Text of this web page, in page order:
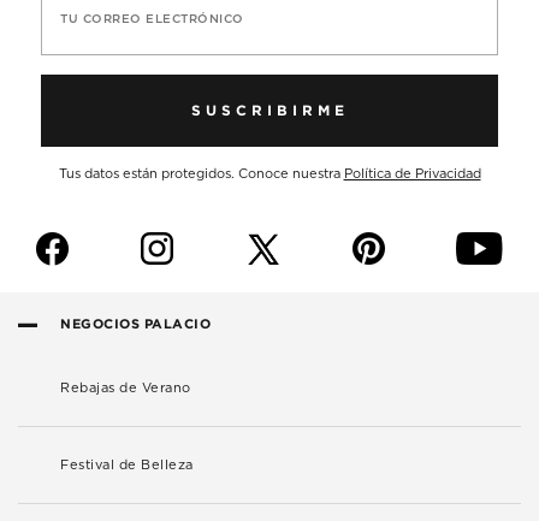
TU CORREO ELECTRÓNICO
SUSCRIBIRME
Tus datos están protegidos. Conoce nuestra Política de Privacidad
f i p y
NEGOCIOS PALACIO
Rebajas de Verano
Festival de Belleza